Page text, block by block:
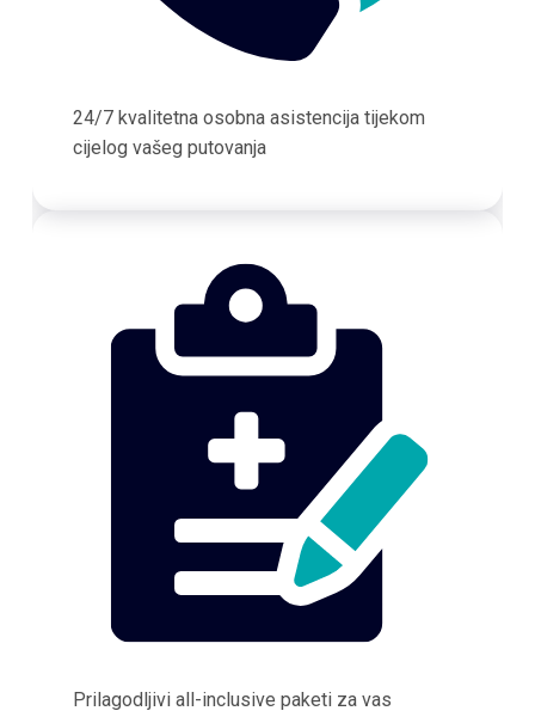
24/7 kvalitetna osobna asistencija tijekom
cijelog vašeg putovanja
Prilagodljivi all-inclusive paketi za vas